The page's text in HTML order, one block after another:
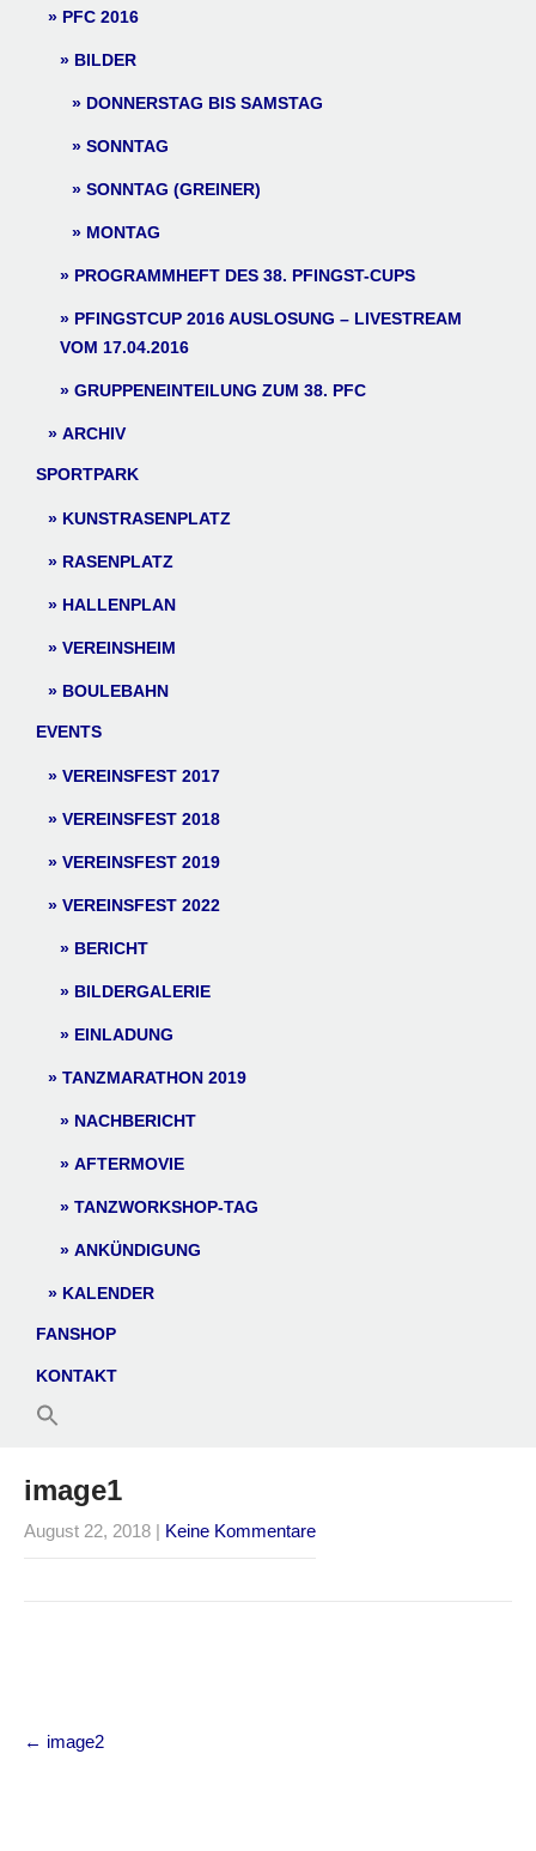
PFC 2016
BILDER
DONNERSTAG BIS SAMSTAG
SONNTAG
SONNTAG (GREINER)
MONTAG
PROGRAMMHEFT DES 38. PFINGST-CUPS
PFINGSTCUP 2016 AUSLOSUNG – LIVESTREAM
VOM 17.04.2016
GRUPPENEINTEILUNG ZUM 38. PFC
ARCHIV
SPORTPARK
KUNSTRASENPLATZ
RASENPLATZ
HALLENPLAN
VEREINSHEIM
BOULEBAHN
EVENTS
VEREINSFEST 2017
VEREINSFEST 2018
VEREINSFEST 2019
VEREINSFEST 2022
BERICHT
BILDERGALERIE
EINLADUNG
TANZMARATHON 2019
NACHBERICHT
AFTERMOVIE
TANZWORKSHOP-TAG
ANKÜNDIGUNG
KALENDER
FANSHOP
KONTAKT
image1
August 22, 2018 | Keine Kommentare
Post
navigation
← image2